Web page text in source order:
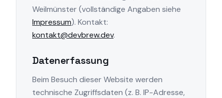
Weilmünster (vollständige Angaben siehe
Impressum). Kontakt:
kontakt@devbrew.dev.
Datenerfassung
Beim Besuch dieser Website werden
technische Zugriffsdaten (z. B. IP-Adresse,